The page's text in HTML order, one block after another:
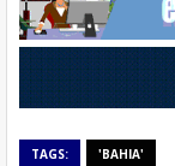
TAGS: 'BAHIA'